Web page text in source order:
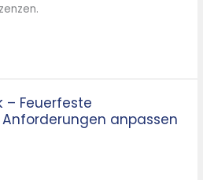
– Feuerfeste
anpassen